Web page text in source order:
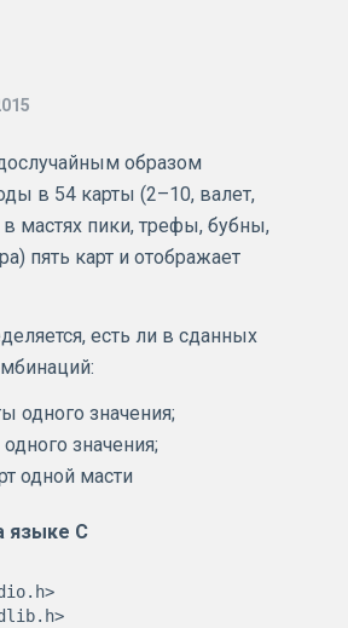
образом
в 54 карты (2–10, валет,
в мастях пики, трефы, бубны,
пять карт и отображает
есть ли в сданных
одного значения;
значения;
одной масти
языке C